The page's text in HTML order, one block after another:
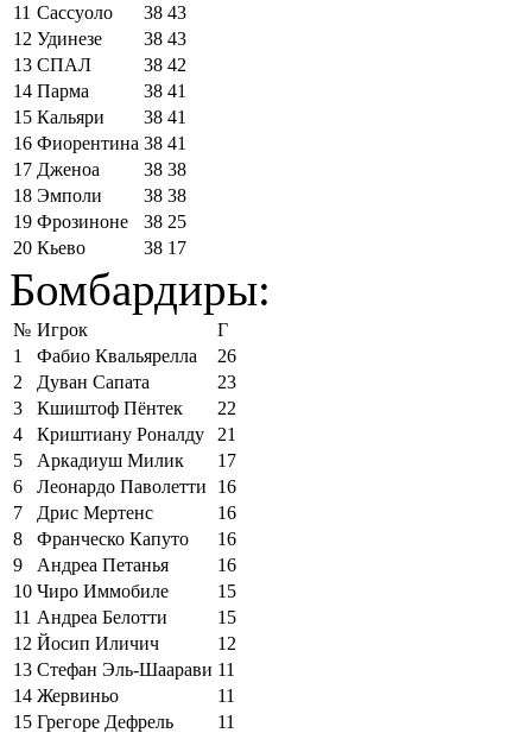
11 Сассуоло 38 43
12 Удинезе 38 43
13 СПАЛ 38 42
14 Парма 38 41
15 Кальяри 38 41
16 Фиорентина 38 41
17 Дженоа 38 38
18 Эмполи 38 38
19 Фрозиноне 38 25
20 Кьево 38 17
Бомбардиры:
№ Игрок
Г
1
Фабио Квальярелла
26
2
Дуван Сапата
23
3
Кшиштоф Пёнтек
22
4
Криштиану Роналду
21
5
Аркадиуш Милик
17
6
Леонардо Паволетти
16
7
Дрис Мертенс
16
8
Франческо Капуто
16
9
Андреа Петанья
16
10 Чиро Иммобиле
15
11 Андреа Белотти
15
12 Йосип Иличич
12
13 Стефан Эль-Шаарави 11
14 Жервиньо
11
15 Грегоре Дефрель 11